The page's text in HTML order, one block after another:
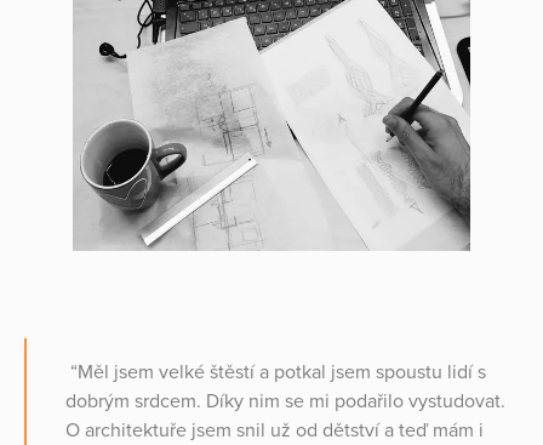
“Měl jsem velké štěstí a potkal jsem spoustu lidí s
dobrým srdcem. Díky nim se mi podařilo vystudovat.
O architektuře jsem snil už od dětství a teď mám i